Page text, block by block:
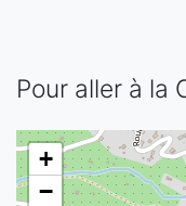
Pour aller à la
+
−